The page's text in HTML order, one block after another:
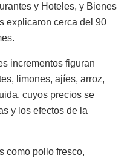
y Hoteles, y Bienes
explicaron cerca del 90
incrementos figuran
limones, ajíes, arroz,
cuyos precios se
y los efectos de la
como pollo fresco,